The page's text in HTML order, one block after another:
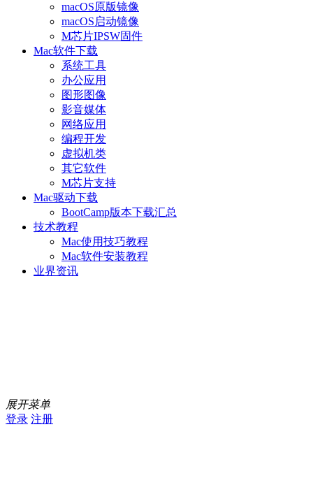
macOS原版镜像
macOS启动镜像
M芯片IPSW固件
Mac软件下载
系统工具
办公应用
图形图像
影音媒体
网络应用
编程开发
虚拟机类
其它软件
M芯片支持
Mac驱动下载
BootCamp版本下载汇总
技术教程
Mac使用技巧教程
Mac软件安装教程
业界资讯
展开菜单
登录 注册